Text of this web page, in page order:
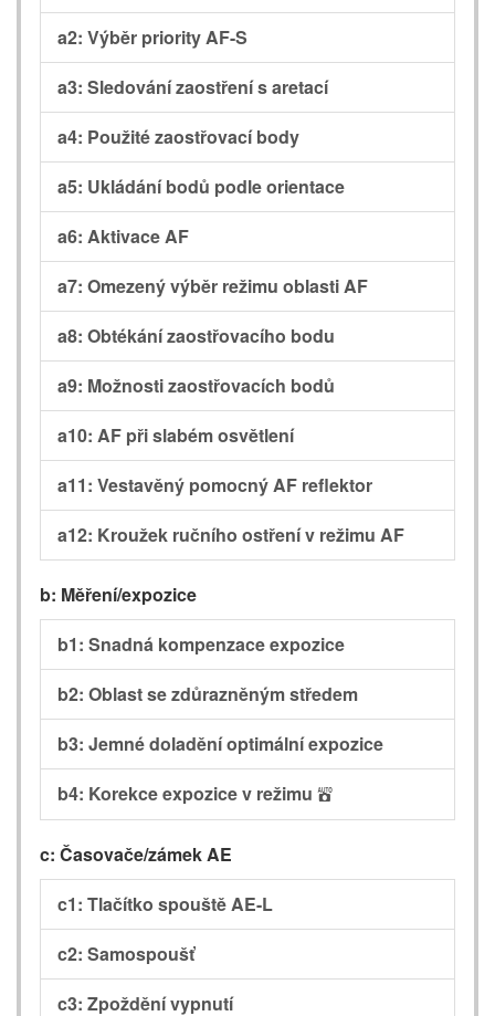
a2: Výběr priority AF-S
a3: Sledování zaostření s aretací
a4: Použité zaostřovací body
a5: Ukládání bodů podle orientace
a6: Aktivace AF
a7: Omezený výběr režimu oblasti AF
a8: Obtékání zaostřovacího bodu
a9: Možnosti zaostřovacích bodů
a10: AF při slabém osvětlení
a11: Vestavěný pomocný AF reflektor
a12: Kroužek ručního ostření v režimu AF
b: Měření/expozice
b1: Snadná kompenzace expozice
b2: Oblast se zdůrazněným středem
b3: Jemné doladění optimální expozice
b4: Korekce expozice v režimu b
c: Časovače/zámek AE
c1: Tlačítko spouště AE-L
c2: Samospoušť
c3: Zpoždění vypnutí